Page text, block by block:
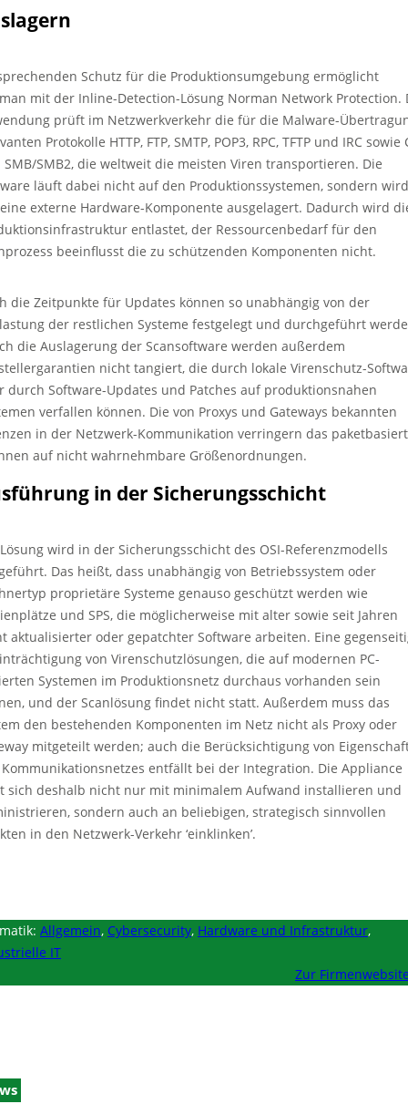
Schutz für die Produktionsumgebung ermöglicht
mit der Inline-Detection-Lösung Norman Network Protection.
prüft im Netzwerkverkehr die für die Malware-
Protokolle HTTP, FTP, SMTP, POP3, RPC, TFTP und IRC sowie
SMB2, die weltweit die meisten Viren transportieren. Die
läuft dabei nicht auf den Produktionssystemen, sondern wird
externe Hardware-Komponente ausgelagert. Dadurch wird
entlastet, der Ressourcenbedarf für den
beeinflusst die zu schützenden Komponenten nicht.
die Zeitpunkte für Updates können so unabhängig von der
der restlichen Systeme festgelegt und durchgeführt
die Auslagerung der Scansoftware werden außerdem
nicht tangiert, die durch lokale Virenschutz-
durch Software-Updates und Patches auf produktionsnahen
verfallen können. Die von Proxys und Gateways bekannten
in der Netzwerk-Kommunikation verringern das
auf nicht wahrnehmbare Größenordnungen.
in der Sicherungsschicht
wird in der Sicherungsschicht des OSI-Referenzmodells
Das heißt, dass unabhängig von Betriebssystem oder
proprietäre Systeme genauso geschützt werden wie
und SPS, die möglicherweise mit alter sowie seit Jahren
aktualisierter oder gepatchter Software arbeiten. Eine
von Virenschutzlösungen, die auf modernen PC-
Systemen im Produktionsnetz durchaus vorhanden sein
und der Scanlösung findet nicht statt. Außerdem muss das
den bestehenden Komponenten im Netz nicht als Proxy oder
mitgeteilt werden; auch die Berücksichtigung von
entfällt bei der Integration. Die Appliance
sich deshalb nicht nur mit minimalem Aufwand installieren und
sondern auch an beliebigen, strategisch sinnvollen
in den Netzwerk-Verkehr ‘einklinken’.
Allgemein, Cybersecurity, Hardware und Infrastruktur,
IT
Zur